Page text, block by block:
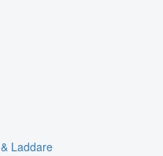
Laddare